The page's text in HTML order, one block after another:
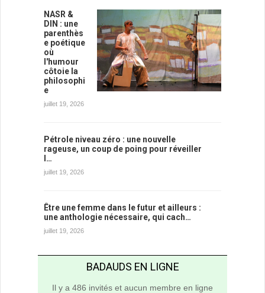
NASR &
DIN : une
parenthès
e poétique
où
l'humour
côtoie la
philosophi
e
juillet 19, 2026
Pétrole niveau zéro : une nouvelle
rageuse, un coup de poing pour réveiller
l…
juillet 19, 2026
Être une femme dans le futur et ailleurs :
une anthologie nécessaire, qui cach…
juillet 19, 2026
BADAUDS EN LIGNE
Il y a 486 invités et aucun membre en ligne